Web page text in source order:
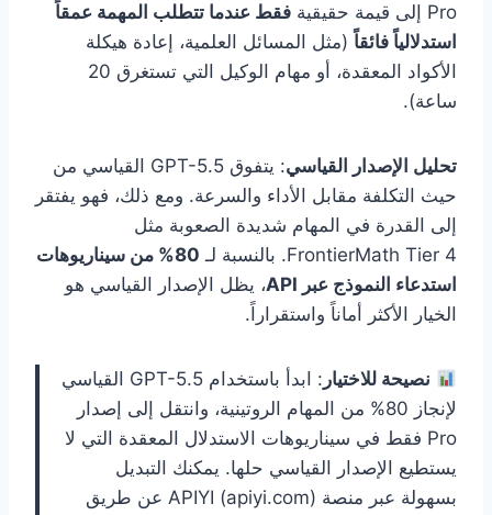
Pro إلى قيمة حقيقية
فقط عندما تتطلب المهمة عمقاً
استدلالياً فائقاً (مثل المسائل العلمية، إعادة هيكلة
الأكواد المعقدة، أو مهام الوكيل التي تستغرق 20
ساعة).
تحليل الإصدار القياسي
: يتفوق GPT-5.5 القياسي من
حيث التكلفة مقابل الأداء والسرعة. ومع ذلك، فهو يفتقر
إلى القدرة في المهام شديدة الصعوبة مثل
FrontierMath Tier 4. بالنسبة لـ
80% من سيناريوهات
استدعاء النموذج عبر API
، يظل الإصدار القياسي هو
الخيار الأكثر أماناً واستقراراً.
نصيحة للاختيار
: ابدأ باستخدام GPT-5.5 القياسي
لإنجاز 80% من المهام الروتينية، وانتقل إلى إصدار
Pro فقط في سيناريوهات الاستدلال المعقدة التي لا
يستطيع الإصدار القياسي حلها. يمكنك التبديل
بسهولة عبر منصة APIYI (apiyi.com) عن طريق